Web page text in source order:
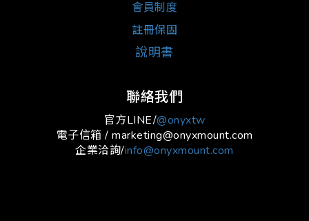
會員制度
註冊保固
說明書
聯絡我們
官方LINE/@onyxtw
電子信箱 / marketing@onyxmount.com
企業洽詢/info@onyxmount.com